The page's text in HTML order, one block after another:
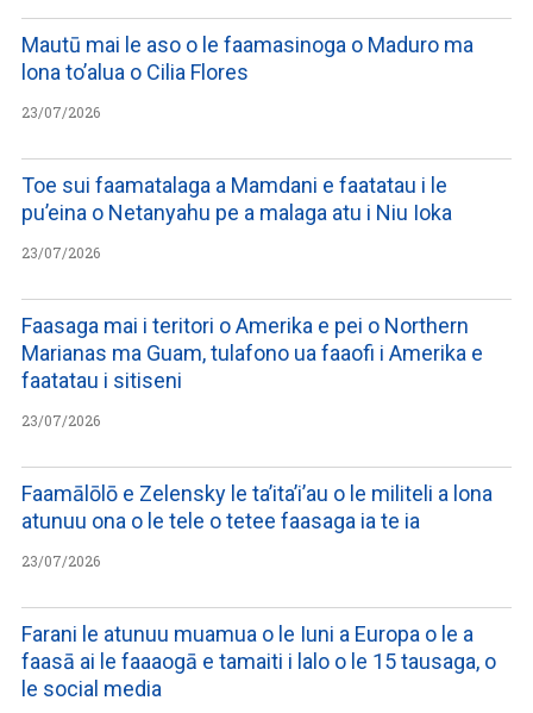
Mautū mai le aso o le faamasinoga o Maduro ma
lona to’alua o Cilia Flores
23/07/2026
Toe sui faamatalaga a Mamdani e faatatau i le
pu’eina o Netanyahu pe a malaga atu i Niu Ioka
23/07/2026
Faasaga mai i teritori o Amerika e pei o Northern
Marianas ma Guam, tulafono ua faaofi i Amerika e
faatatau i sitiseni
23/07/2026
Faamālōlō e Zelensky le ta’ita’i’au o le militeli a lona
atunuu ona o le tele o tetee faasaga ia te ia
23/07/2026
Farani le atunuu muamua o le Iuni a Europa o le a
faasā ai le faaaogā e tamaiti i lalo o le 15 tausaga, o
le social media